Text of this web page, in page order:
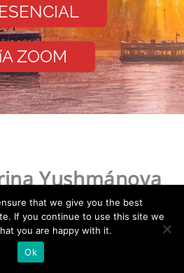
ZOOM
Yushmánova
that we give you the best
If you continue to use this site we
you are happy with it.
Ok